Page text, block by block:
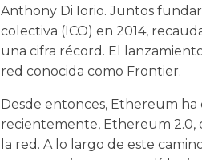
Anthony Di Iorio. Juntos
colectiva (ICO) en 2014,
una cifra récord. El
red conocida como Frontier.
Desde entonces, Ethereum
recientemente, Ethereum 2.0,
la red. A lo largo de este